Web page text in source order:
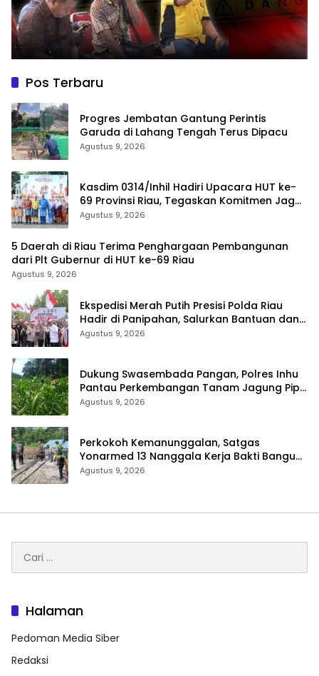
Pos Terbaru
Progres Jembatan Gantung Perintis
Garuda di Lahang Tengah Terus Dipacu
Agustus 9, 2026
Kasdim 0314/Inhil Hadiri Upacara HUT ke-
69 Provinsi Riau, Tegaskan Komitmen Jaga
Persatuan dan Pembangunan
Agustus 9, 2026
5 Daerah di Riau Terima Penghargaan Pembangunan
dari Plt Gubernur di HUT ke-69 Riau
Agustus 9, 2026
Ekspedisi Merah Putih Presisi Polda Riau
Hadir di Panipahan, Salurkan Bantuan dan
Layanan Kesehatan
Agustus 9, 2026
Dukung Swasembada Pangan, Polres Inhu
Pantau Perkembangan Tanam Jagung Pipil
Agustus 9, 2026
Perkokoh Kemanunggalan, Satgas
Yonarmed 13 Nanggala Kerja Bakti Bangun
Masjid Al-Hikmah di Kapuas Hulu
Agustus 9, 2026
untuk:
Halaman
Pedoman Media Siber
Redaksi